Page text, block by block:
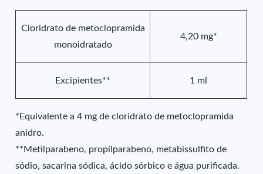
Cloridrato de metoclopramida
monoidratado
4,20 mg*
Excipientes** 1 ml
*Equivalente a 4 mg de cloridrato de metoclopramida
anidro.
**Metilparabeno, propilparabeno, metabissulfito de
sódio, sacarina sódica, ácido sórbico e água purificada.